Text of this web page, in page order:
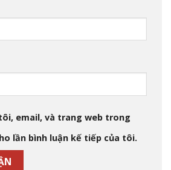
email, và trang web trong
lần bình luận kế tiếp của tôi.